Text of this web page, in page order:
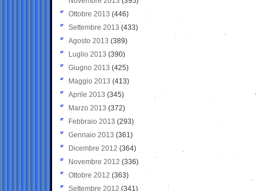
Ottobre 2013 (446)
Settembre 2013 (433)
Agosto 2013 (389)
Luglio 2013 (390)
Giugno 2013 (425)
Maggio 2013 (413)
Aprile 2013 (345)
Marzo 2013 (372)
Febbraio 2013 (293)
Gennaio 2013 (361)
Dicembre 2012 (364)
Novembre 2012 (336)
Ottobre 2012 (363)
Settembre 2012 (341)